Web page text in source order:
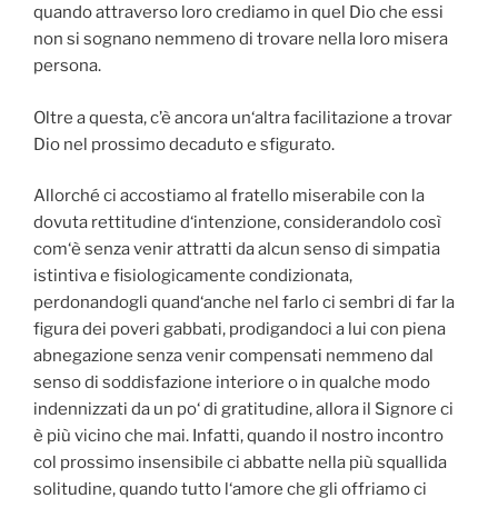
quando attraverso loro crediamo in quel Dio che essi
non si sognano nemmeno di trovare nella loro misera
persona.
Oltre a questa, c’è ancora un‘altra facilitazione a trovar
Dio nel prossimo decaduto e sfigurato.
Allorché ci accostiamo al fratello miserabile con la
dovuta rettitudine d‘intenzione, considerandolo così
com‘è senza venir attratti da alcun senso di simpatia
istintiva e fisiologicamente condizionata,
perdonandogli quand‘anche nel farlo ci sembri di far la
figura dei poveri gabbati, prodigandoci a lui con piena
abnegazione senza venir compensati nemmeno dal
senso di soddisfazione interiore o in qualche modo
indennizzati da un po‘ di gratitudine, allora il Signore ci
è più vicino che mai. Infatti, quando il nostro incontro
col prossimo insensibile ci abbatte nella più squallida
solitudine, quando tutto l‘amore che gli offriamo ci